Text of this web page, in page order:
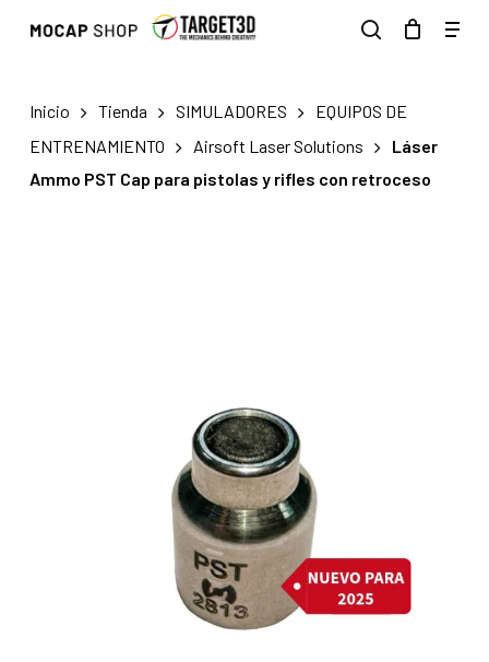
Menu
Inicio Tienda SIMULADORES
EQUIPOS DE
ENTRENAMIENTO
Airsoft Laser Solutions
Láser
Ammo PST Cap para pistolas y rifles con retroceso